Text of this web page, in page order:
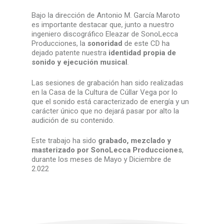
Bajo la dirección de Antonio M. García Maroto
es importante destacar que, junto a nuestro
ingeniero discográfico Eleazar de SonoLecca
Producciones, la sonoridad de este CD ha
dejado patente nuestra identidad propia de
sonido y ejecución musical.
Las sesiones de grabación han sido realizadas
en la Casa de la Cultura de Cúllar Vega por lo
que el sonido está caracterizado de energía y un
carácter único que no dejará pasar por alto la
audición de su contenido.
Este trabajo ha sido grabado, mezclado y
masterizado por SonoLecca Producciones,
durante los meses de Mayo y Diciembre de
2.022